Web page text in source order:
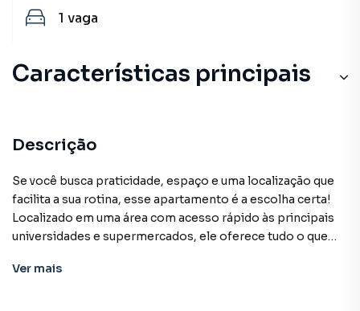
1 vaga
Características principais
Portão Eletrônico
Sala de Jantar
Sacada
Descrição
Se você busca praticidade, espaço e uma localização que
facilita a sua rotina, esse apartamento é a escolha certa!
Localizado em uma área com acesso rápido às principais
universidades e supermercados, ele oferece tudo o que
Ver mais